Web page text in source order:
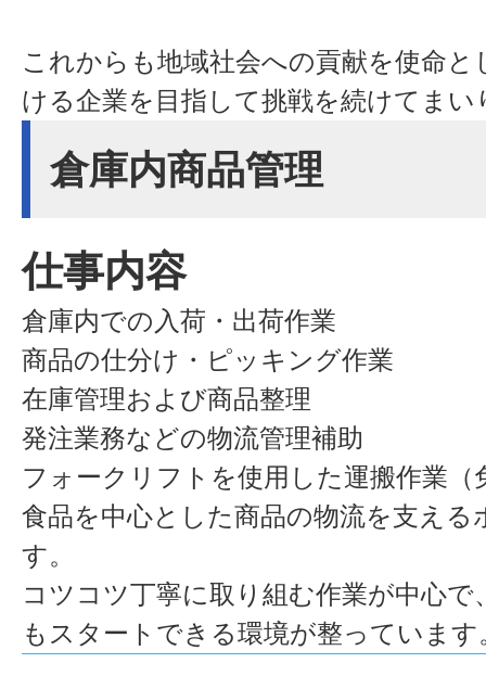
これからも地域社会への貢献を使命と
ける企業を目指して挑戦を続けてまい
倉庫内商品管理
仕事内容
倉庫内での入荷・出荷作業
商品の仕分け・ピッキング作業
在庫管理および商品整理
発注業務などの物流管理補助
フォークリフトを使用した運搬作業（
食品を中心とした商品の物流を支える
す。
コツコツ丁寧に取り組む作業が中心で
もスタートできる環境が整っています